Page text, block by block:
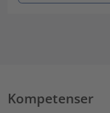
Kompetenser